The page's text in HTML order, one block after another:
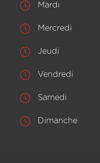
Mardi
Mercredi
Jeudi
Vendredi
Samedi
Dimanche